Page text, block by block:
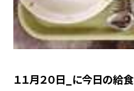
１１月２０日_に今日の給食